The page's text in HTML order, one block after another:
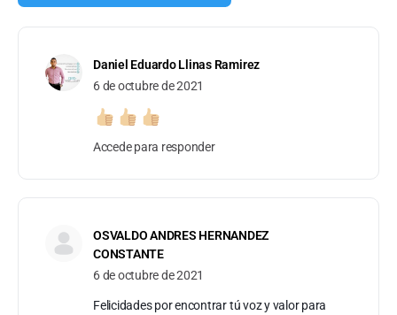
Daniel Eduardo Llinas Ramirez
6 de octubre de 2021
Accede para responder
OSVALDO ANDRES HERNANDEZ
CONSTANTE
6 de octubre de 2021
Felicidades por encontrar tú voz y valor para